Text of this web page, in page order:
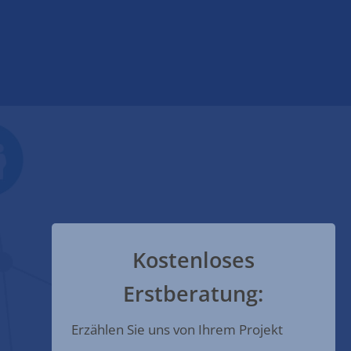
Kostenloses
Erstberatung:
Erzählen Sie uns von Ihrem Projekt